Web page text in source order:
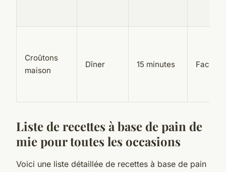
Croûtons
maison
Dîner 15 minutes Facile
Liste de recettes à base de pain de
mie pour toutes les occasions
Voici une liste détaillée de recettes à base de pain